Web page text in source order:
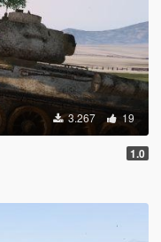
3.267 19
1.0